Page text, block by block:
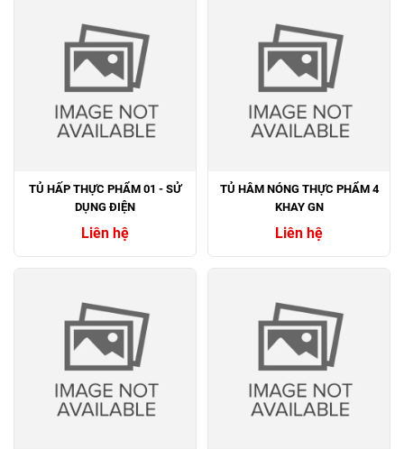
TỦ HẤP THỰC PHẨM 01 - SỬ
DỤNG ĐIỆN
Liên hệ
TỦ HÂM NÓNG THỰC PHẨM 4
KHAY GN
Liên hệ